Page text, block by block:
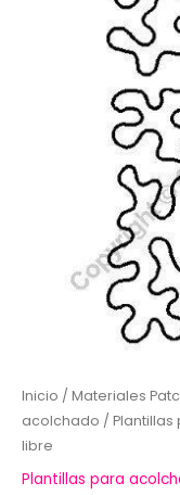
Inicio / Materiales
acolchado /
libre
Plantillas para